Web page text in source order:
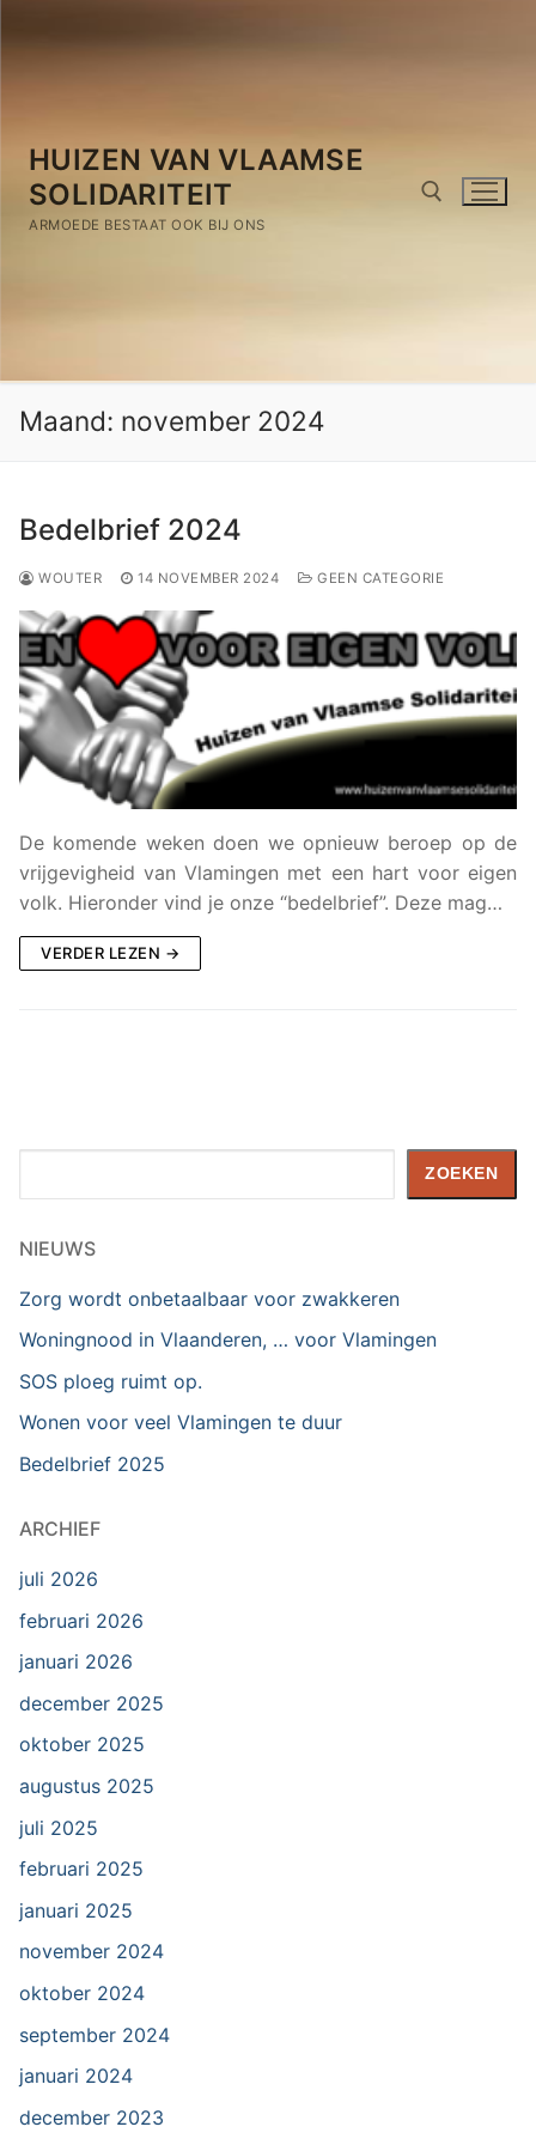
HUIZEN VAN VLAAMSE
SOLIDARITEIT
ARMOEDE BESTAAT OOK BIJ ONS
Maand: november 2024
Bedelbrief 2024
WOUTER 14 NOVEMBER 2024 GEEN CATEGORIE
De komende weken doen we opnieuw beroep op de
vrijgevigheid van Vlamingen met een hart voor eigen
volk. Hieronder vind je onze “bedelbrief”. Deze mag…
VERDER LEZEN →
ZOEKEN
NIEUWS
Zorg wordt onbetaalbaar voor zwakkeren
Woningnood in Vlaanderen, … voor Vlamingen
SOS ploeg ruimt op.
Wonen voor veel Vlamingen te duur
Bedelbrief 2025
ARCHIEF
juli 2026
februari 2026
januari 2026
december 2025
oktober 2025
augustus 2025
juli 2025
februari 2025
januari 2025
november 2024
oktober 2024
september 2024
januari 2024
december 2023